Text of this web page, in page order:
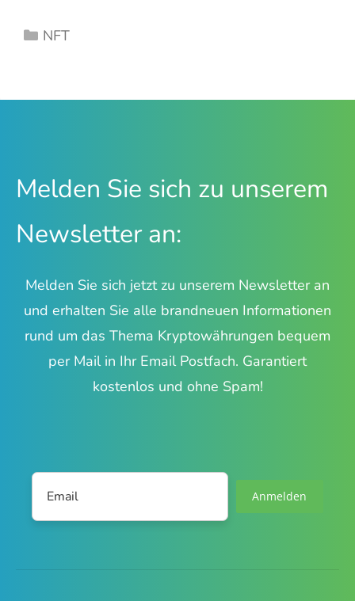
Kategorien
NFT
Melden Sie sich zu unserem
Newsletter an:
Melden Sie sich jetzt zu unserem Newsletter an
und erhalten Sie alle brandneuen Informationen
rund um das Thema Kryptowährungen bequem
per Mail in Ihr Email Postfach. Garantiert
kostenlos und ohne Spam!
Anmelden